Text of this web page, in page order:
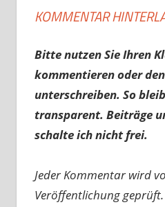
KOMMENTAR
Bitte nutzen Sie Ihren
kommentieren oder
unterschreiben. So
transparent. Beiträge
schalte ich nicht frei.
Jeder Kommentar wird
Veröffentlichung